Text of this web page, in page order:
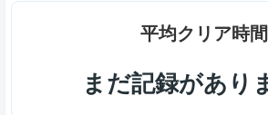
平均クリア時間
まだ記録があり